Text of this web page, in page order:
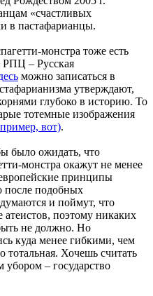
«счастливых
в пастафарианцы.
монстра тоже есть
РПЦ – Русская
можно записаться в
утверждают,
глубоко в историю. То
тотемные изображения
вот).
было ожидать, что
монстра окажут не менее
принципы
после подобных
и поймут, что
поэтому никаких
не должно. Но
куда менее гибкими, чем
тотальная. Хочешь считать
– государство